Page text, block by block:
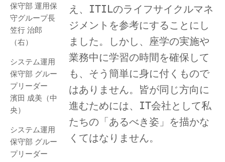
保守部 運用保
守グループ長
笠行 治郎
（右）
システム運用
保守部 グルー
プリーダー
濱田 成美（中
央）
システム運用
保守部 グルー
プリーダー
え、ITILのライフサイクルマネ
ジメントを参考にすることにし
ました。しかし、座学の実施や
業務中に学習の時間を確保して
も、そう簡単に身に付くもので
はありません。皆が同じ方向に
進むためには、IT会社として私
たちの「あるべき姿」を描かな
くてはなりません。